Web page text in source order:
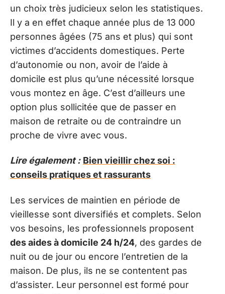
un choix très judicieux selon les statistiques.
Il y a en effet chaque année plus de 13 000
personnes âgées (75 ans et plus) qui sont
victimes d’accidents domestiques. Perte
d’autonomie ou non, avoir de l’aide à
domicile est plus qu’une nécessité lorsque
vous montez en âge. C’est d’ailleurs une
option plus sollicitée que de passer en
maison de retraite ou de contraindre un
proche de vivre avec vous.
Lire également : Bien vieillir chez soi :
conseils pratiques et rassurants
Les services de maintien en période de
vieillesse sont diversifiés et complets. Selon
vos besoins, les professionnels proposent
des aides à domicile 24 h/24, des gardes de
nuit ou de jour ou encore l’entretien de la
maison. De plus, ils ne se contentent pas
d’assister. Leur personnel est formé pour